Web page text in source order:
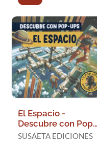
El Espacio -
Descubre con Pop-
Ups
SUSAETA EDICIONES